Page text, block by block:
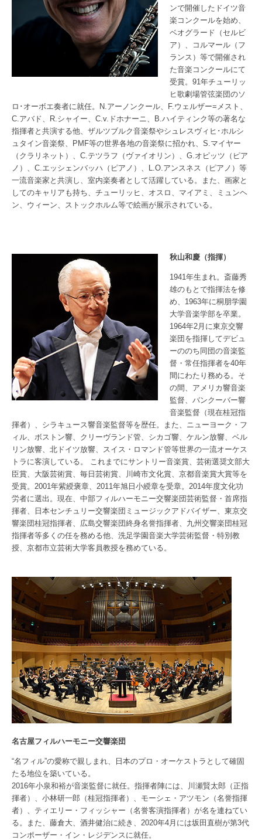
ンで開催したドイツ音
楽コンクールを始め、
ベオグラード（セルビ
ア）、コルマール（フ
ランス）等で開催され
た音楽コンクールにて
受賞。91年チューリッ
ヒ歌劇場管弦楽団のソ
ロ･オーボエ奏者に就任。N.アーノンクール、F.ウェルザー=メスト、
C.アバド、R.シャイー、C.v.ドホナーニ、B.ハイティンク等の著名な
指揮者と共演する他、ザルツブルク音楽祭やシュレスヴィヒ･ホルシ
ュタイン音楽祭、PMF等の世界各地の音楽祭に招かれ、S.マイヤー
（クラリネット）、C.テツラフ（ヴァイオリン）、G.オピッツ（ピア
ノ）、C.エッシェンバッハ（ピアノ）、L.O.アンスネス（ピアノ）等
一流音楽家と共演し、室内楽奏者として活躍している。また、画家と
してのキャリアも持ち、チューリッヒ、オスロ、マイアミ、ミュンヘ
ン、ウィーン、ストックホルム等で絵画が展示されている。
秋山和慶（指揮）
1941年生まれ。斎藤秀
雄のもとで指揮法を修
め、1963年に桐朋学園
大学音楽学部を卒業。
1964年2月に東京交響
楽団を指揮してデビュ
ーののち同団の音楽監
督・常任指揮者を40年
間にわたり務める。そ
の間、アメリカ響音楽
監督、バンクーバー響
音楽監督（現在桂冠指
揮者）、シラキュース響音楽監督等を歴任。また、ニューヨーク・フ
ィル、ボストン響、クリーヴランド管、シカゴ響、ケルン放響、ベル
リン放響、北ドイツ放響、スイス・ロマンド管等世界の一流オーケス
トラに客演している。 これまでにサントリー音楽賞、芸術選奨文部大
臣賞、大阪芸術賞、毎日芸術賞、川崎市文化賞、京都音楽賞大賞等を
受賞。2001年紫綬褒章、2011年旭日小綬章を受章。2014年度文化功
労者に選出。現在、中部フィルハーモニー交響楽団芸術監督・首席指
揮者、日本センチュリー交響楽団ミュージックアドバイザー、東京交
響楽団桂冠指揮者、広島交響楽団終身名誉指揮者、九州交響楽団桂冠
指揮者等多くの任を務める他、洗足学園音楽大学芸術監督・特別教
授、京都市立芸術大学客員教授を務めている。
名古屋フィルハーモニー交響楽団
“名フィル”の愛称で親しまれ、日本のプロ・オーケストラとして確固
たる地位を築いている。
2016年小泉和裕が音楽監督に就任。指揮者陣には、川瀬賢太郎（正指
揮者）、小林研一郎（桂冠指揮者）、モーシェ・アツモン（名誉指揮
者）、ティエリー・フィッシャー（名誉客演指揮者）が名を連ねてい
る。また、藤倉大、酒井健治に続き、2020年4月には坂田直樹が第3代
コンポーザー・イン・レジデンスに就任。